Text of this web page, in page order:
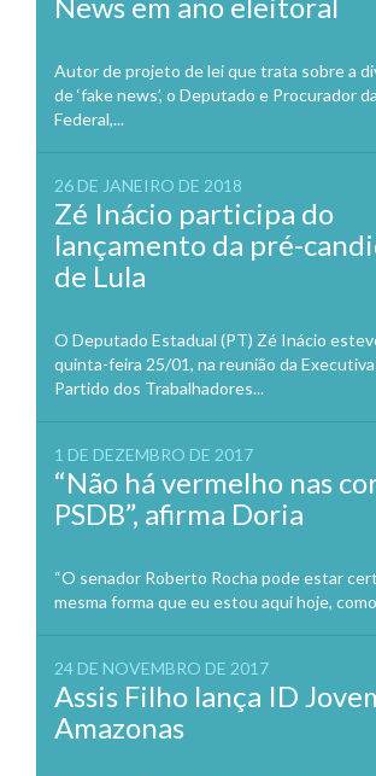
Autor de projeto de lei que trata sobre a
de ‘fake news’, o Deputado e Procurador
Federal,...
26 DE JANEIRO DE 2018
Zé Inácio participa do
lançamento da pré-
de Lula
O Deputado Estadual (PT) Zé Inácio
quinta-feira 25/01, na reunião da
Partido dos Trabalhadores...
1 DE DEZEMBRO DE 2017
“Não há vermelho nas
PSDB”, afirma Doria
“O senador Roberto Rocha pode estar
mesma forma que eu estou aqui hoje,
24 DE NOVEMBRO DE 2017
Assis Filho lança ID
Amazonas